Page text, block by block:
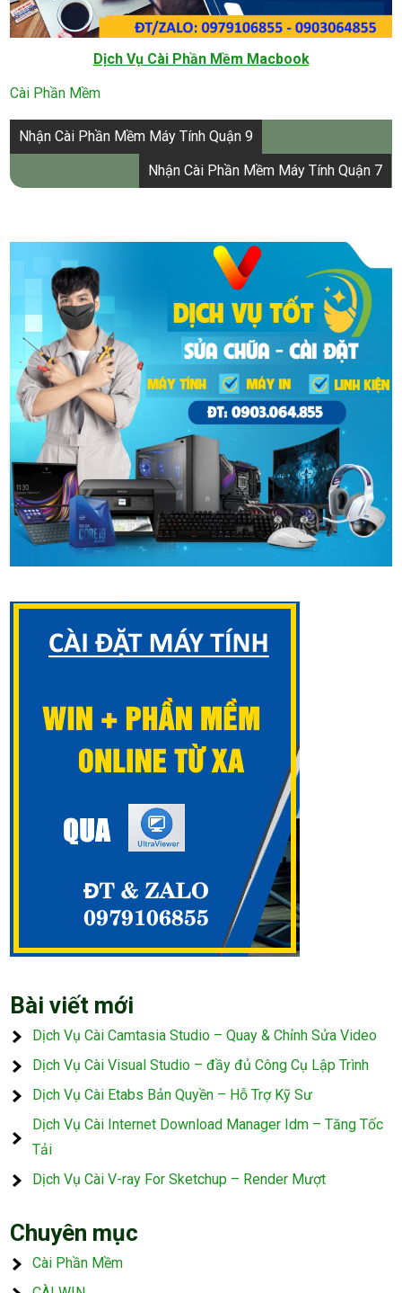
Dịch Vụ Cài Phần Mềm Macbook
Cài Phần Mềm
Điều
hướng
bài
Nhận Cài Phần Mềm Máy Tính Quận 9
Nhận Cài Phần Mềm Máy Tính Quận 7
Bài viết mới
Dịch Vụ Cài Camtasia Studio – Quay & Chỉnh Sửa Video
Dịch Vụ Cài Visual Studio – đầy đủ Công Cụ Lập Trình
Dịch Vụ Cài Etabs Bản Quyền – Hỗ Trợ Kỹ Sư
Dịch Vụ Cài Internet Download Manager Idm – Tăng Tốc
Tải
Dịch Vụ Cài V-ray For Sketchup – Render Mượt
Chuyên mục
Cài Phần Mềm